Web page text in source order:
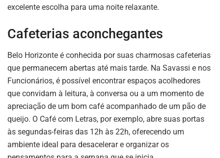
excelente escolha para uma noite relaxante.
Cafeterias aconchegantes
Belo Horizonte é conhecida por suas charmosas cafeterias
que permanecem abertas até mais tarde. Na Savassi e nos
Funcionários, é possível encontrar espaços acolhedores
que convidam à leitura, à conversa ou a um momento de
apreciação de um bom café acompanhado de um pão de
queijo. O Café com Letras, por exemplo, abre suas portas
às segundas-feiras das 12h às 22h, oferecendo um
ambiente ideal para desacelerar e organizar os